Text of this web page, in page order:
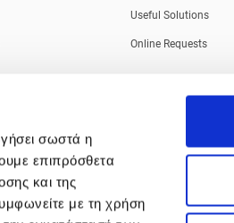
σωστά η
επιπρόσθετα
και της
με τη χρήση
Useful Solutions
Online Requests